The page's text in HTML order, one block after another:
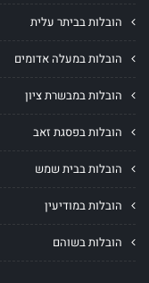
הובלות בביתר עלית
הובלות במעלה אדומים
הובלות במבשרת ציון
הובלות בפסגת זאב
הובלות בבית שמש
הובלות במודיעין
הובלות בשוהם